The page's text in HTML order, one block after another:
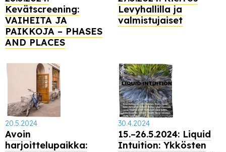
Kevätscreening:
VAIHEITA JA
PAIKKOJA – PHASES
AND PLACES
Levyhallilla ja
valmistujaiset
20.5.2024
Avoin
harjoittelupaikka:
30.4.2024
15.–26.5.2024: Liquid
Intuition: Ykkösten